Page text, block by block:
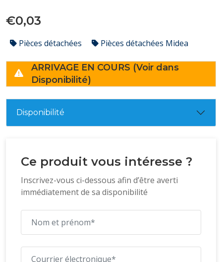
€0,03
Pièces détachées Pièces détachées Midea
ARRIVAGE EN COURS (Voir dans
Disponibilité)
Disponibilité
Ce produit vous intéresse ?
Inscrivez-vous ci-dessous afin d’être averti
immédiatement de sa disponibilité